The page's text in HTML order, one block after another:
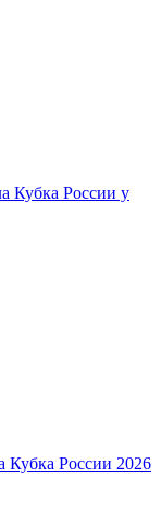
Кубка России у
Кубка России 2026